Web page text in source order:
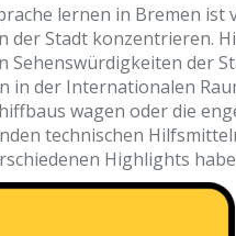
lernen in Bremen
der Stadt konzentrieren.
Sehenswürdigkeiten der
in der Internationalen
wagen oder die
technischen
Highlights